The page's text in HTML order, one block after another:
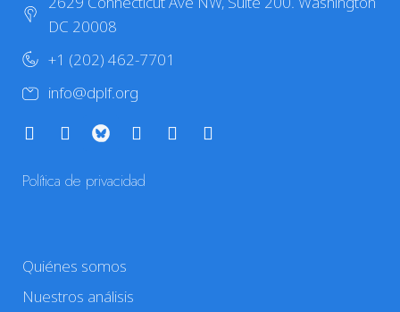
DC 20008
+1 (202) 462-7701
info@dplf.org
Política de privacidad
Quiénes somos
Nuestros análisis